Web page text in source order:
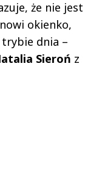
że nie jest
okienko,
dnia –
Sieroń z